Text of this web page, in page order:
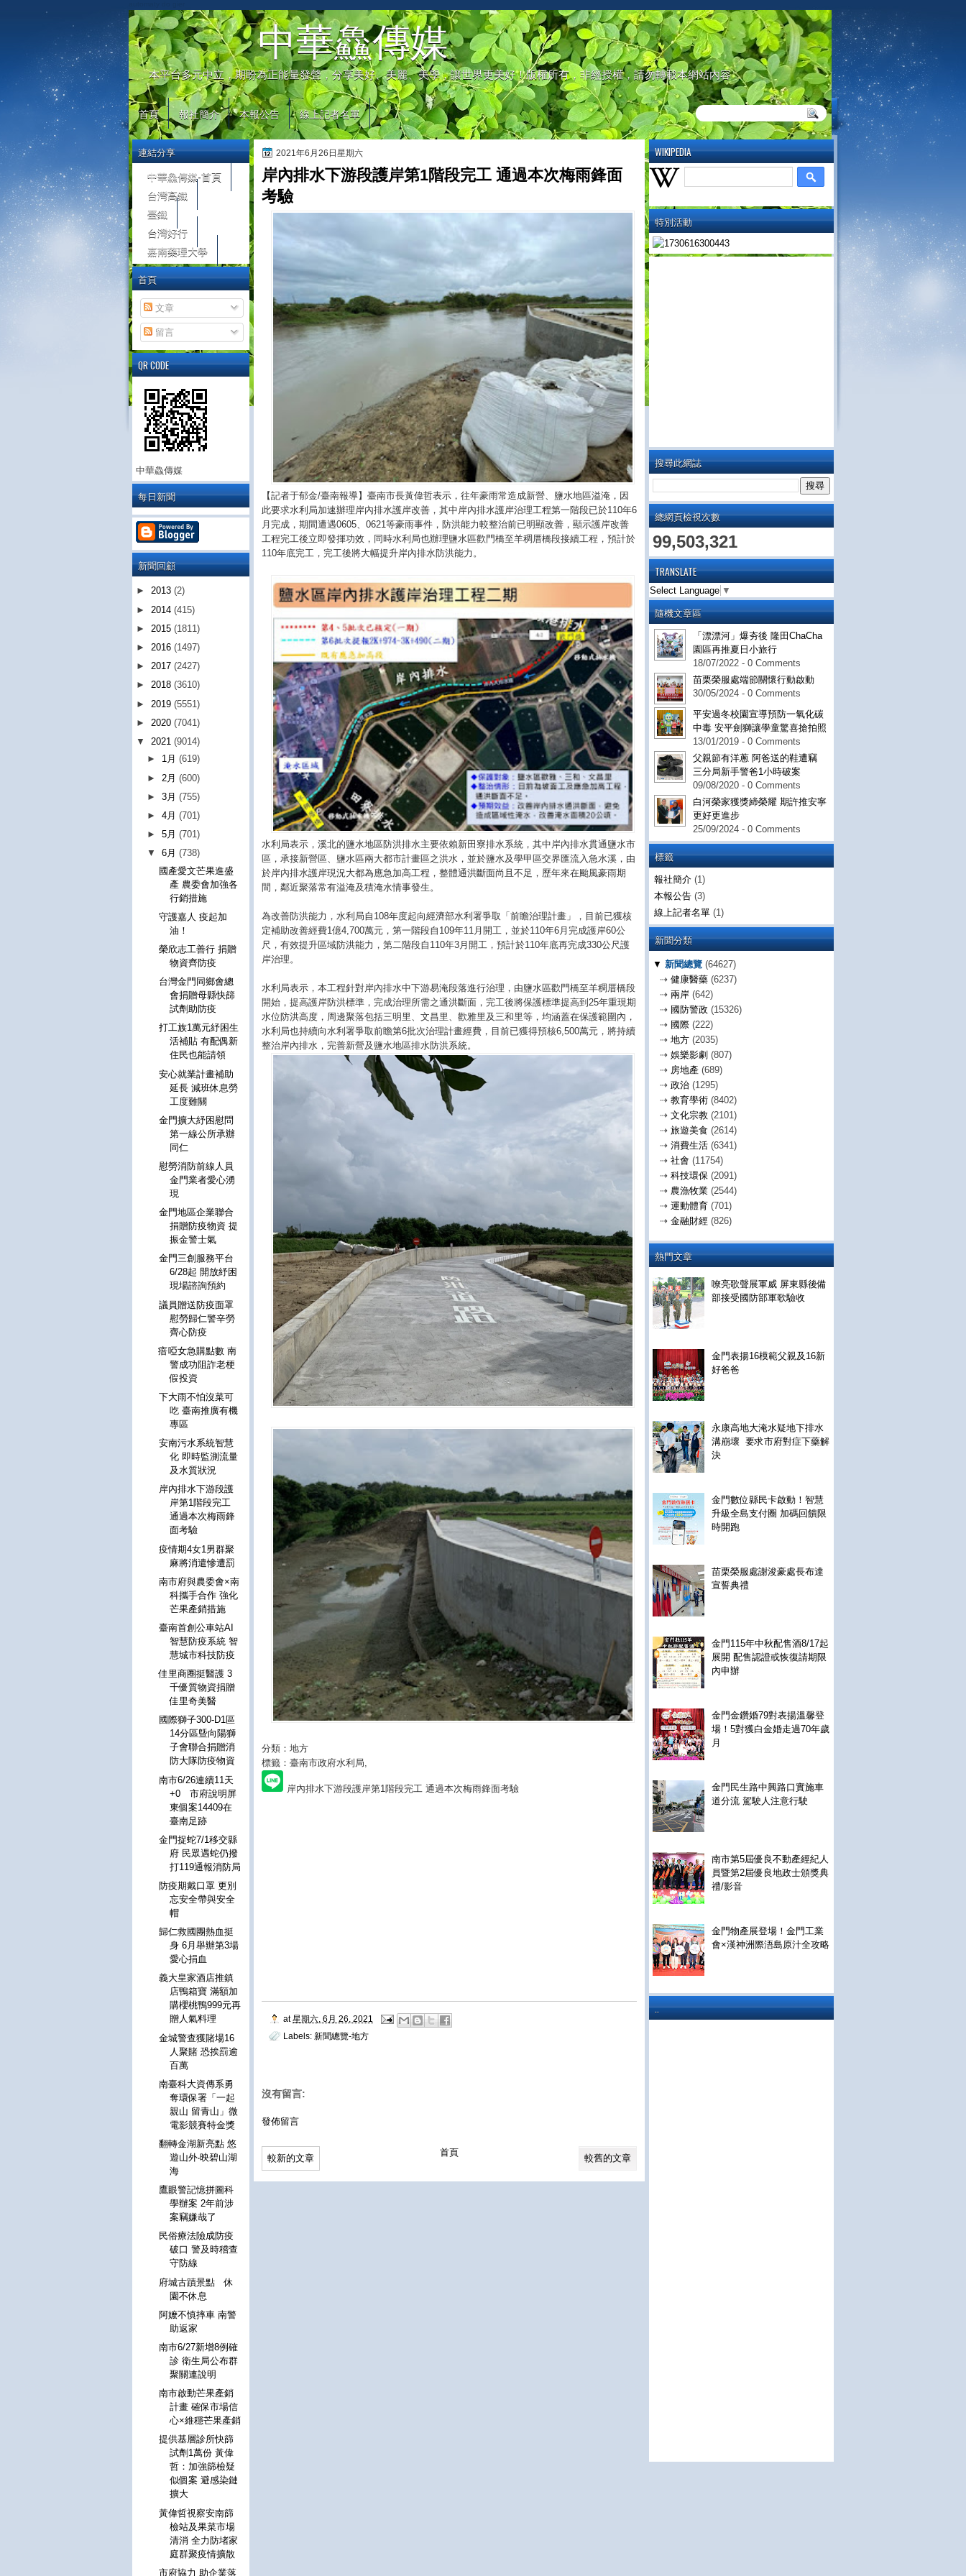
中華鱻傳媒
本平台多元中立，期盼為正能量發聲，分享美好、美麗、美學，讓世界更美好！版權所有，非經授權，請勿轉載本網站內容
首頁 報社簡介 本報公告 線上記者名單
WIKIPEDIA
特別活動
搜尋此網誌
總網頁檢視次數
99,503,321
TRANSLATE
Select Language ▼
隨機文章區
「漂漂河」爆夯後 隆田ChaCha
園區再推夏日小旅行
18/07/2022 - 0 Comments
苗栗榮服處端節關懷行動啟動
30/05/2024 - 0 Comments
平安過冬校園宣導預防一氧化碳
中毒 安平劍獅讓學童驚喜搶拍照
13/01/2019 - 0 Comments
父親節有洋蔥 阿爸送的鞋遭竊
三分局新手警爸1小時破案
09/08/2020 - 0 Comments
白河榮家獲獎締榮耀 期許推安寧
更好更進步
25/09/2024 - 0 Comments
標籤
報社簡介 (1)
本報公告 (3)
線上記者名單 (1)
新聞分類
▼ 新聞總覽 (64627)
⇢ 健康醫藥 (6237)
⇢ 兩岸 (642)
⇢ 國防警政 (15326)
⇢ 國際 (222)
⇢ 地方 (2035)
⇢ 娛樂影劇 (807)
⇢ 房地產 (689)
⇢ 政治 (1295)
⇢ 教育學術 (8402)
⇢ 文化宗教 (2101)
⇢ 旅遊美食 (2614)
⇢ 消費生活 (6341)
⇢ 社會 (11754)
⇢ 科技環保 (2091)
⇢ 農漁牧業 (2544)
⇢ 運動體育 (701)
⇢ 金融財經 (826)
熱門文章
嘹亮歌聲展軍威 屏東縣後備
部接受國防部軍歌驗收
金門表揚16模範父親及16新
好爸爸
永康高地大淹水疑地下排水
溝崩壞 要求市府對症下藥解
決
金門數位縣民卡啟動！智慧
升級全島支付圈 加碼回饋限
時開跑
苗栗榮服處謝浚豪處長布達
宣誓典禮
金門115年中秋配售酒8/17起
展開 配售認證或恢復請期限
內申辦
金門金鑽婚79對表揚溫馨登
場！5對獲白金婚走過70年歲
月
金門民生路中興路口實施車
道分流 駕駛人注意行駛
南市第5屆優良不動產經紀人
員暨第2屆優良地政士頒獎典
禮/影音
金門物產展登場！金門工業
會×漢神洲際浯島原汁全攻略
..
2021年6月26日星期六
岸內排水下游段護岸第1階段完工 通過本次梅雨鋒面
考驗
【記者于郁金/臺南報導】臺南市長黃偉哲表示，往年豪雨常造成新營、鹽水地區溢淹，因
此要求水利局加速辦理岸內排水護岸改善，其中岸內排水護岸治理工程第一階段已於110年6
月完成，期間遭遇0605、0621等豪雨事件，防洪能力較整治前已明顯改善，顯示護岸改善
工程完工後立即發揮功效，同時水利局也辦理鹽水區歡門橋至羊稠厝橋段接續工程，預計於
110年底完工，完工後將大幅提升岸內排水防洪能力。
水利局表示，溪北的鹽水地區防洪排水主要依賴新田寮排水系統，其中岸內排水貫通鹽水市
區，承接新營區、鹽水區兩大都市計畫區之洪水，並於鹽水及學甲區交界匯流入急水溪，由
於岸內排水護岸現況大都為應急加高工程，整體通洪斷面尚且不足，歷年來在颱風豪雨期
間，鄰近聚落常有溢淹及積淹水情事發生。
為改善防洪能力，水利局自108年度起向經濟部水利署爭取「前瞻治理計畫」，目前已獲核
定補助改善經費1億4,700萬元，第一階段自109年11月開工，並於110年6月完成護岸60公
尺，有效提升區域防洪能力，第二階段自110年3月開工，預計於110年底再完成330公尺護
岸治理。
水利局表示，本工程針對岸內排水中下游易淹段落進行治理，由鹽水區歡門橋至羊稠厝橋段
開始，提高護岸防洪標準，完成治理所需之通洪斷面，完工後將保護標準提高到25年重現期
水位防洪高度，周邊聚落包括三明里、文昌里、歡雅里及三和里等，均涵蓋在保護範圍內，
水利局也持續向水利署爭取前瞻第6批次治理計畫經費，目前已獲得預核6,500萬元，將持續
整治岸內排水，完善新營及鹽水地區排水防洪系統。
分類：地方
標籤：臺南市政府水利局
岸內排水下游段護岸第1階段完工 通過本次梅雨鋒面考驗
at星期六, 6月 26, 2021
Labels: 新聞總覽-地方
沒有留言:
發佈留言
較新的文章 較舊的文章
首頁
連結分享
中華鱻傳媒-首頁
台灣高鐵
臺鐵
台灣好行
嘉南藥理大學
首頁
文章
留言
QR CODE
中華鱻傳媒
每日新聞
新聞回顧
► 2013 (2)
► 2014 (415)
► 2015 (1811)
► 2016 (1497)
► 2017 (2427)
► 2018 (3610)
► 2019 (5551)
► 2020 (7041)
▼ 2021 (9014)
► 1月(619)
► 2月(600)
►3月(755)
►4月(701)
►5月(701)
▼6月(738)
國產愛文芒果進盛
產 農委會加強各
行銷措施
守護嘉人 疫起加
油！
榮欣志工善行 捐贈
物資齊防疫
台灣金門同鄉會總
會捐贈母縣快篩
試劑助防疫
打工族1萬元紓困生
活補貼 有配偶新
住民也能請領
安心就業計畫補助
延長 減班休息勞
工度難關
金門擴大紓困慰問
第一線公所承辦
同仁
慰勞消防前線人員
金門業者愛心湧
現
金門地區企業聯合
捐贈防疫物資 提
振金警士氣
金門三創服務平台
6/28起 開放紓困
現場諮詢預約
議員贈送防疫面罩
慰勞歸仁警辛勞
齊心防疫
瘖啞女急購點數 南
警成功阻詐老梗
假投資
下大雨不怕沒菜可
吃 臺南推廣有機
專區
安南污水系統智慧
化 即時監測流量
及水質狀況
岸內排水下游段護
岸第1階段完工
通過本次梅雨鋒
面考驗
疫情期4女1男群聚
麻將消遣慘遭罰
南市府與農委會×南
科攜手合作 強化
芒果產銷措施
臺南首創公車站AI
智慧防疫系統 智
慧城市科技防疫
佳里商圈挺醫護 3
千優質物資捐贈
佳里奇美醫
國際獅子300-D1區
14分區曁向陽獅
子會聯合捐贈消
防大隊防疫物資
南市6/26連續11天
+0 市府說明屏
東個案14409在
臺南足跡
金門捉蛇7/1移交縣
府 民眾遇蛇仍撥
打119通報消防局
防疫期戴口罩 更別
忘安全帶與安全
帽
歸仁救國團熱血挺
身 6月舉辦第3場
愛心捐血
義大皇家酒店推鎮
店鴨箱寶 滿額加
購櫻桃鴨999元再
贈人氣料理
金城警查獲賭場16
人聚賭 恐挨罰逾
百萬
南臺科大資傳系勇
奪環保署「一起
親山 留青山」微
電影競賽特金獎
翻轉金湖新亮點 悠
遊山外‧映碧山湖
海
鷹眼警記憶拼圖科
學辦案 2年前涉
案竊嫌哉了
民俗療法險成防疫
破口 警及時稽查
守防線
府城古蹟景點 休
園不休息
阿嬤不慎摔車 南警
助返家
南市6/27新增8例確
診 衛生局公布群
聚關連說明
南市啟動芒果產銷
計畫 確保市場信
心×維穩芒果產銷
提供基層診所快篩
試劑1萬份 黃偉
哲：加強篩檢疑
似個案 避感染鏈
擴大
黃偉哲視察安南篩
檢站及果菜市場
清消 全力防堵家
庭群聚疫情擴散
市府協力 助企業落